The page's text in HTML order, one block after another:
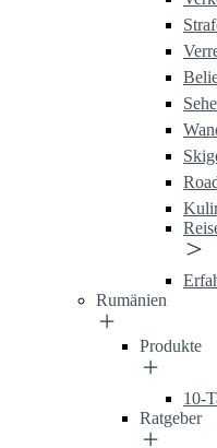
Rumänien
Produkte
10-
Ratgeber